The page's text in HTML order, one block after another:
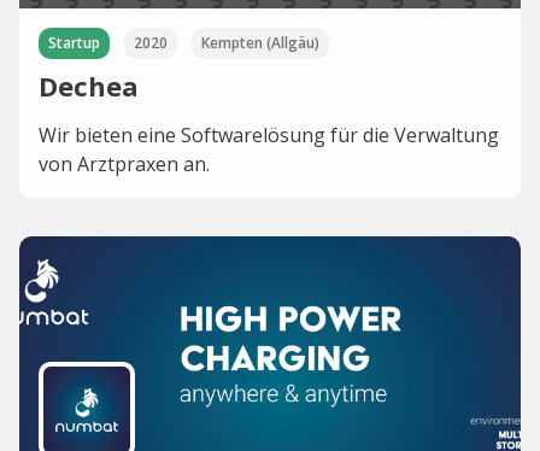
Startup 2020 Kempten (Allgäu)
Dechea
Wir bieten eine Softwarelösung für die Verwaltung
von Arztpraxen an.